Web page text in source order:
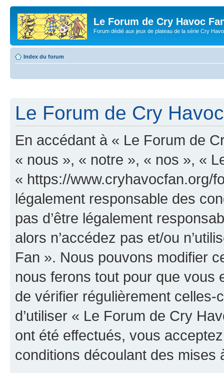
Le Forum de Cry Havoc
Forum dédié aux jeux de plateau de la série Cry
Index du forum
Le Forum de Cry
En accédant à « Le Forum de
« nous », « notre », « nos », «
« https://www.cryhavocfan.org/
légalement responsable des
pas d’être légalement
alors n’accédez pas et/ou
Fan ». Nous pouvons modifier
nous ferons tout pour que vous
de vérifier régulièrement
d’utiliser « Le Forum de Cry
ont été effectués, vous
conditions découlant des mises